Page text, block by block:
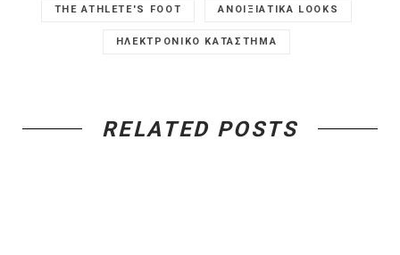
THE ATHLETE'S FOOT ΑΝΟΙΞΙΑΤΙΚΑ LOOKS
ΗΛΕΚΤΡΟΝΙΚΟ ΚΑΤΑΣΤΗΜΑ
RELATED POSTS